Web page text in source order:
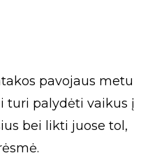
pavojaus metu
turi palydėti vaikus į
bei likti juose tol,